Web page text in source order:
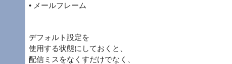
• メールフレーム
デフォルト設定を
使用する状態にしておくと、
配信ミスをなくすだけでなく、